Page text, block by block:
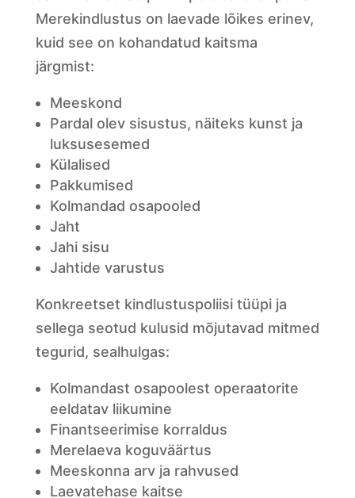
Merekindlustus on laevade lõikes erinev,
kuid see on kohandatud kaitsma
järgmist:
Meeskond
Pardal olev sisustus, näiteks kunst ja
luksusesemed
Külalised
Pakkumised
Kolmandad osapooled
Jaht
Jahi sisu
Jahtide varustus
Konkreetset kindlustuspoliisi tüüpi ja
sellega seotud kulusid mõjutavad mitmed
tegurid, sealhulgas:
Kolmandast osapoolest operaatorite
eeldatav liikumine
Finantseerimise korraldus
Merelaeva koguväärtus
Meeskonna arv ja rahvused
Laevatehase kaitse